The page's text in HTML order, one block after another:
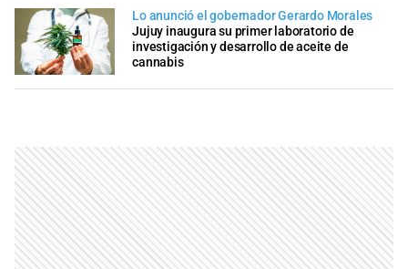
Lo anunció el gobernador Gerardo Morales
Jujuy inaugura su primer laboratorio de
investigación y desarrollo de aceite de
cannabis